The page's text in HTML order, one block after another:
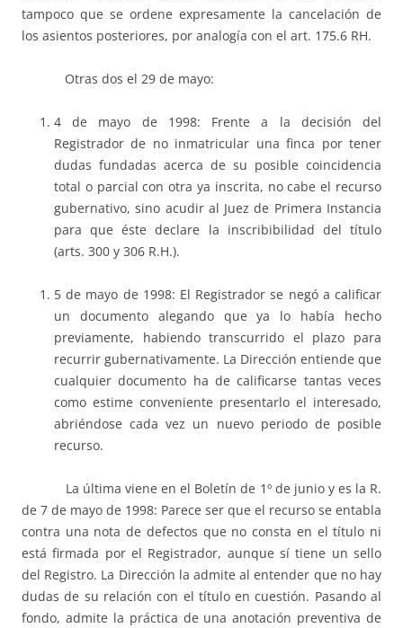
tampoco que se ordene expresamente la cancelación de
los asientos posteriores, por analogía con el art. 175.6 RH.
Otras dos el 29 de mayo:
4 de mayo de 1998: Frente a la decisión del
Registrador de no inmatricular una finca por tener
dudas fundadas acerca de su posible coincidencia
total o parcial con otra ya inscrita, no cabe el recurso
gubernativo, sino acudir al Juez de Primera Instancia
para que éste declare la inscribibilidad del título
(arts. 300 y 306 R.H.).
5 de mayo de 1998: El Registrador se negó a calificar
un documento alegando que ya lo había hecho
previamente, habiendo transcurrido el plazo para
recurrir gubernativamente. La Dirección entiende que
cualquier documento ha de calificarse tantas veces
como estime conveniente presentarlo el interesado,
abriéndose cada vez un nuevo periodo de posible
recurso.
La última viene en el Boletín de 1º de junio y es la R.
de 7 de mayo de 1998: Parece ser que el recurso se entabla
contra una nota de defectos que no consta en el título ni
está firmada por el Registrador, aunque sí tiene un sello
del Registro. La Dirección la admite al entender que no hay
dudas de su relación con el título en cuestión. Pasando al
fondo, admite la práctica de una anotación preventiva de